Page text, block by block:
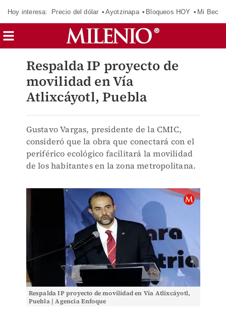
Hoy interesa: Precio del dólar Ayotzinapa Bloqueos HOY Mi Beca
Respalda IP proyecto de
movilidad en Vía
Atlixcáyotl, Puebla
Gustavo Vargas, presidente de la CMIC,
consideró que la obra que conectará con el
periférico ecológico facilitará la movilidad
de los habitantes en la zona metropolitana.
Respalda IP proyecto de movilidad en Vía Atlixcáyotl,
Puebla | Agencia Enfoque